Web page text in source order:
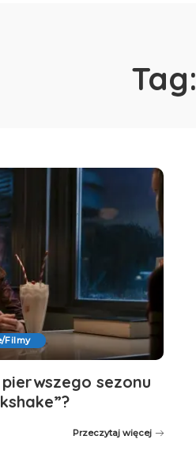
Tag:
Filmy
sezonu
Przeczytaj więcej